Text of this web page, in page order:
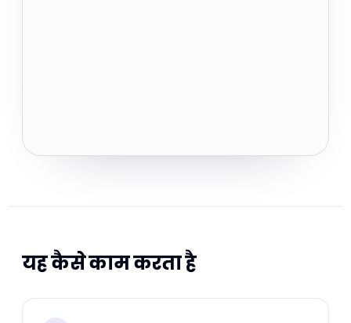
यह कैसे काम करता है